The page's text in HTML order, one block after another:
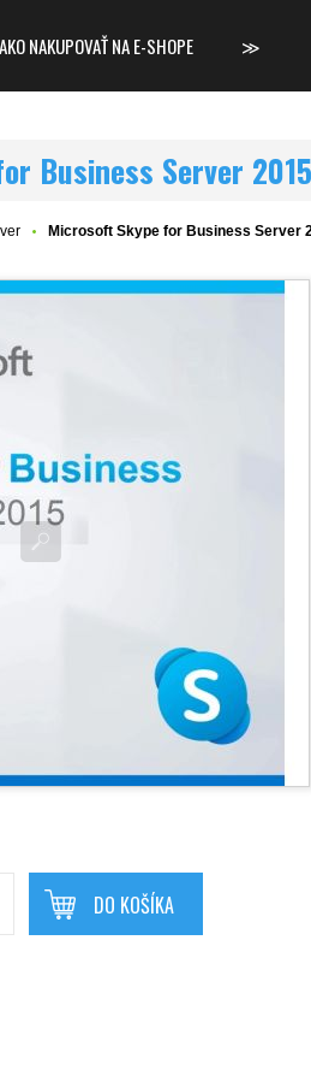
AKO NAKUPOVAŤ NA E-SHOPE ≫
Business Server
Microsoft Skype for Business Server
DO KOŠÍKA